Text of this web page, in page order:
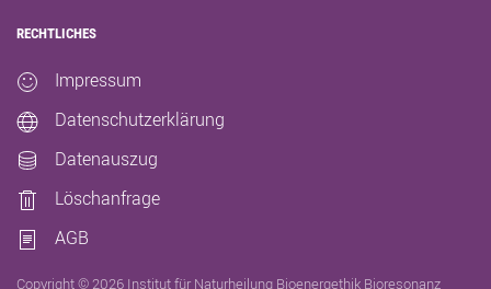
RECHTLICHES
Impressum
Datenschutzerklärung
Datenauszug
Löschanfrage
AGB
Copyright ©2026 Institut für Naturheilung Bioenergethik Bioresonanz